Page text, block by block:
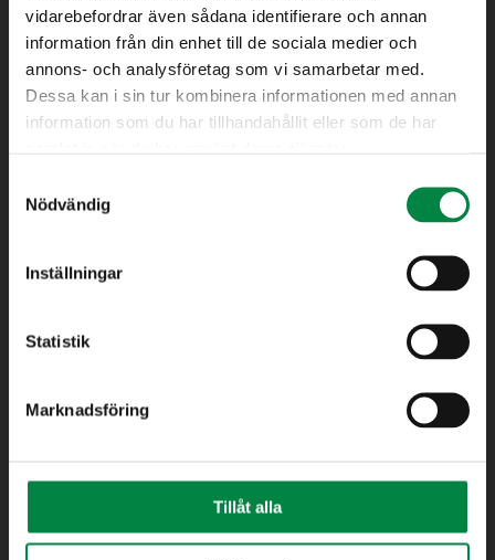
vidarebefordrar även sådana identifierare och annan
information från din enhet till de sociala medier och
annons- och analysföretag som vi samarbetar med.
Dessa kan i sin tur kombinera informationen med annan
information som du har tillhandahållit eller som de har
Nödvändig
Inställningar
Statistik
Marknadsföring
Tillåt alla
Bredband
Elhandel
Elnät
Fjärrvärme
Fredag : 08.00 – 14.30
Lunchstängt: 12.00 – 13.00